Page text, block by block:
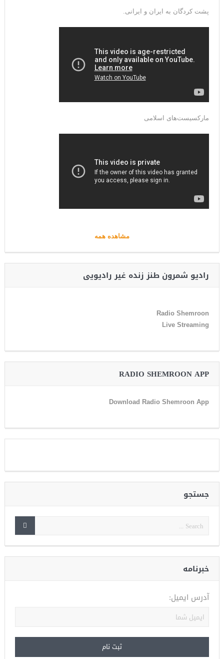
پشت کردگان به ایران و ایرانی.
مارکسیست‌های اسلامی
مشاهده همه
رادیو شمرون طنز زنده غیر رادیویی
Radio Shemroon
Live Streaming
RADIO SHEMROON APP
Download Radio Shemroon App
جستجو
خبرنامه
آدرس ایمیل: